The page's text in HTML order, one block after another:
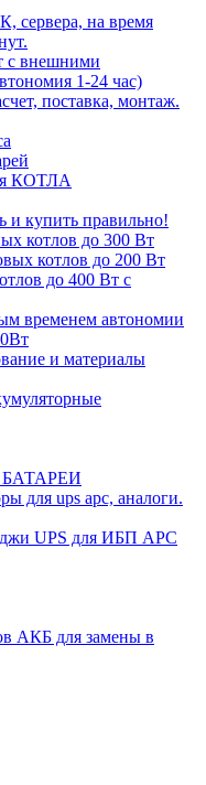
сервера, на время
с внешними
1-24 час)
поставка, монтаж.
КОТЛА
и купить правильно!
котлов до 300 Вт
котлов до 200 Вт
до 400 Вт с
временем автономии
и материалы
для ups apc, аналоги.
UPS для ИБП APC
АКБ для замены в